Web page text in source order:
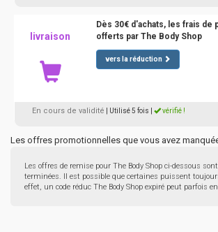
livraison
Dès 30€ d'achats, les frais de
offerts par The Body Shop
vers la réduction
En cours de validité | Utilisé 5 fois vérifié !
Les offres promotionnelles que vous avez
Les offres de remise pour The Body Shop ci-dessous
terminées. Il est possible que certaines puissent
effet, un code réduc The Body Shop expiré peut parfois